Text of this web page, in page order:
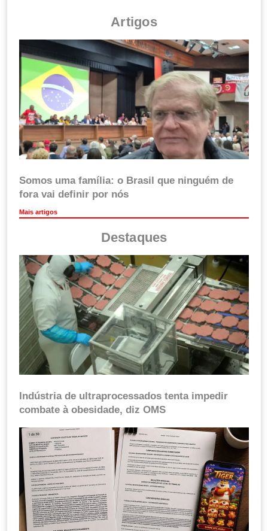
Artigos
Somos uma família: o Brasil que ninguém de
fora vai definir por nós
Mais artigos
Destaques
Indústria de ultraprocessados tenta impedir
combate à obesidade, diz OMS